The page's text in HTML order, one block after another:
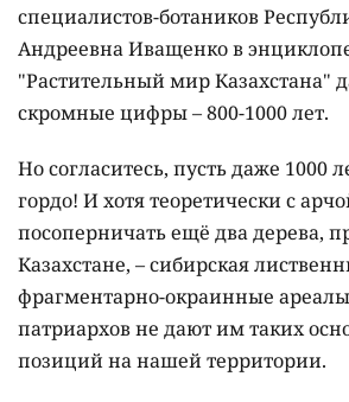
специалистов-ботаников
Андреевна Иващенко в
"Растительный мир Казахстана"
скромные цифры – 800-1000 лет.
Но согласитесь, пусть даже 1000
гордо! И хотя теоретически с
посоперничать ещё два дерева,
Казахстане, – сибирская
фрагментарно-окраинные
патриархов не дают им таких
позиций на нашей территории.